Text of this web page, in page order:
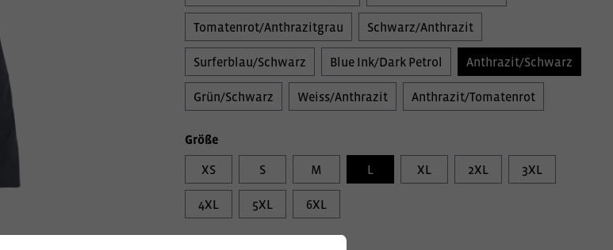
Tomatenrot/Anthrazitgrau Schwarz/Anthrazit
Surferblau/Schwarz Blue Ink/Dark Petrol Anthrazit/Schwarz
Grün/Schwarz Weiss/Anthrazit Anthrazit/Tomatenrot
Größe
XS S M L XL 2XL 3XL
4XL 5XL 6XL